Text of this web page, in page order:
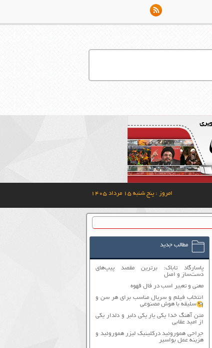
امروز : پنج شنبه ۱۵ مرداد ۱۴۰۵
مطالب جدید
پاسارگاد تاباک: برترین مقصد پیپ‌های
دست‌ساز و اصل
معنی و تعبیر اسب در فال قهوه
انتخاب فیلم و سریال مناسب برای هر سن و
سلیقه با هوش مصنوعی
متن آهنگ خدا یکی یار یکی دلبر و دلدار یکی
از امید عقابی
جراحی هموروئید درکلینیک لیزر هموروئید و
هزینه عمل بواسیر